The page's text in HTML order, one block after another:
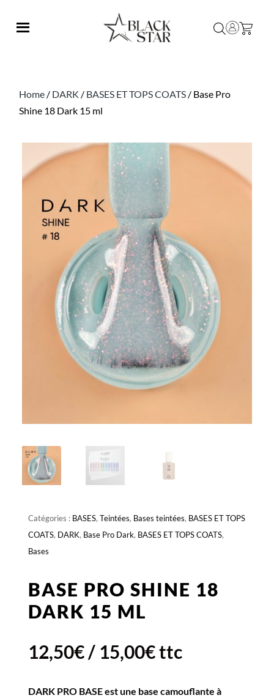
Home / DARK / BASES ET TOPS COATS / Base Pro
Shine 18 Dark 15 ml
Catégories : BASES, Teintées, Bases teintées, BASES ET TOPS
COATS, DARK, Base Pro Dark, BASES ET TOPS COATS,
Bases
BASE PRO SHINE 18
DARK 15 ML
12,50€/ 15,00€ttc
DARK PRO BASEest une base camouflante à